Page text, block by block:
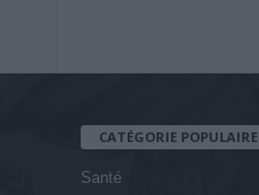
CATÉGORIE POPULAIRE
Santé